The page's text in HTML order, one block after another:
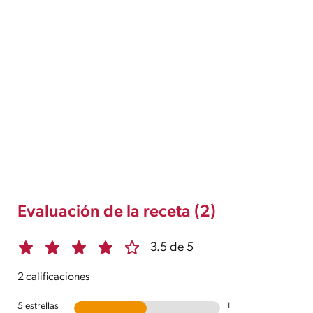
Evaluación de la receta (2)
3.5 de 5
2 calificaciones
5 estrellas 1